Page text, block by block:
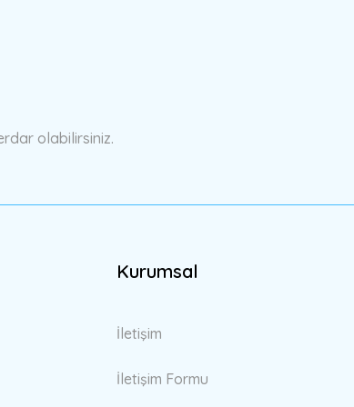
olabilirsiniz.
Kurumsal
İletişim
İletişim Formu